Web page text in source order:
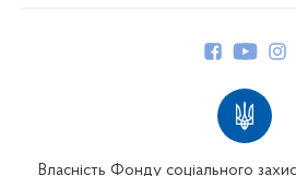
Власність Фонду соціального